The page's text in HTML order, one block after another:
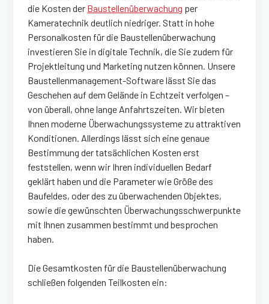
die Kosten der Baustellenüberwachung per
Kameratechnik deutlich niedriger. Statt in hohe
Personalkosten für die Baustellenüberwachung
investieren Sie in digitale Technik, die Sie zudem für
Projektleitung und Marketing nutzen können. Unsere
Baustellenmanagement-Software lässt Sie das
Geschehen auf dem Gelände in Echtzeit verfolgen –
von überall, ohne lange Anfahrtszeiten. Wir bieten
Ihnen moderne Überwachungssysteme zu attraktiven
Konditionen. Allerdings lässt sich eine genaue
Bestimmung der tatsächlichen Kosten erst
feststellen, wenn wir Ihren individuellen Bedarf
geklärt haben und die Parameter wie Größe des
Baufeldes, oder des zu überwachenden Objektes,
sowie die gewünschten Überwachungsschwerpunkte
mit Ihnen zusammen bestimmt und besprochen
haben.
Die Gesamtkosten für die Baustellenüberwachung
schließen folgenden Teilkosten ein: